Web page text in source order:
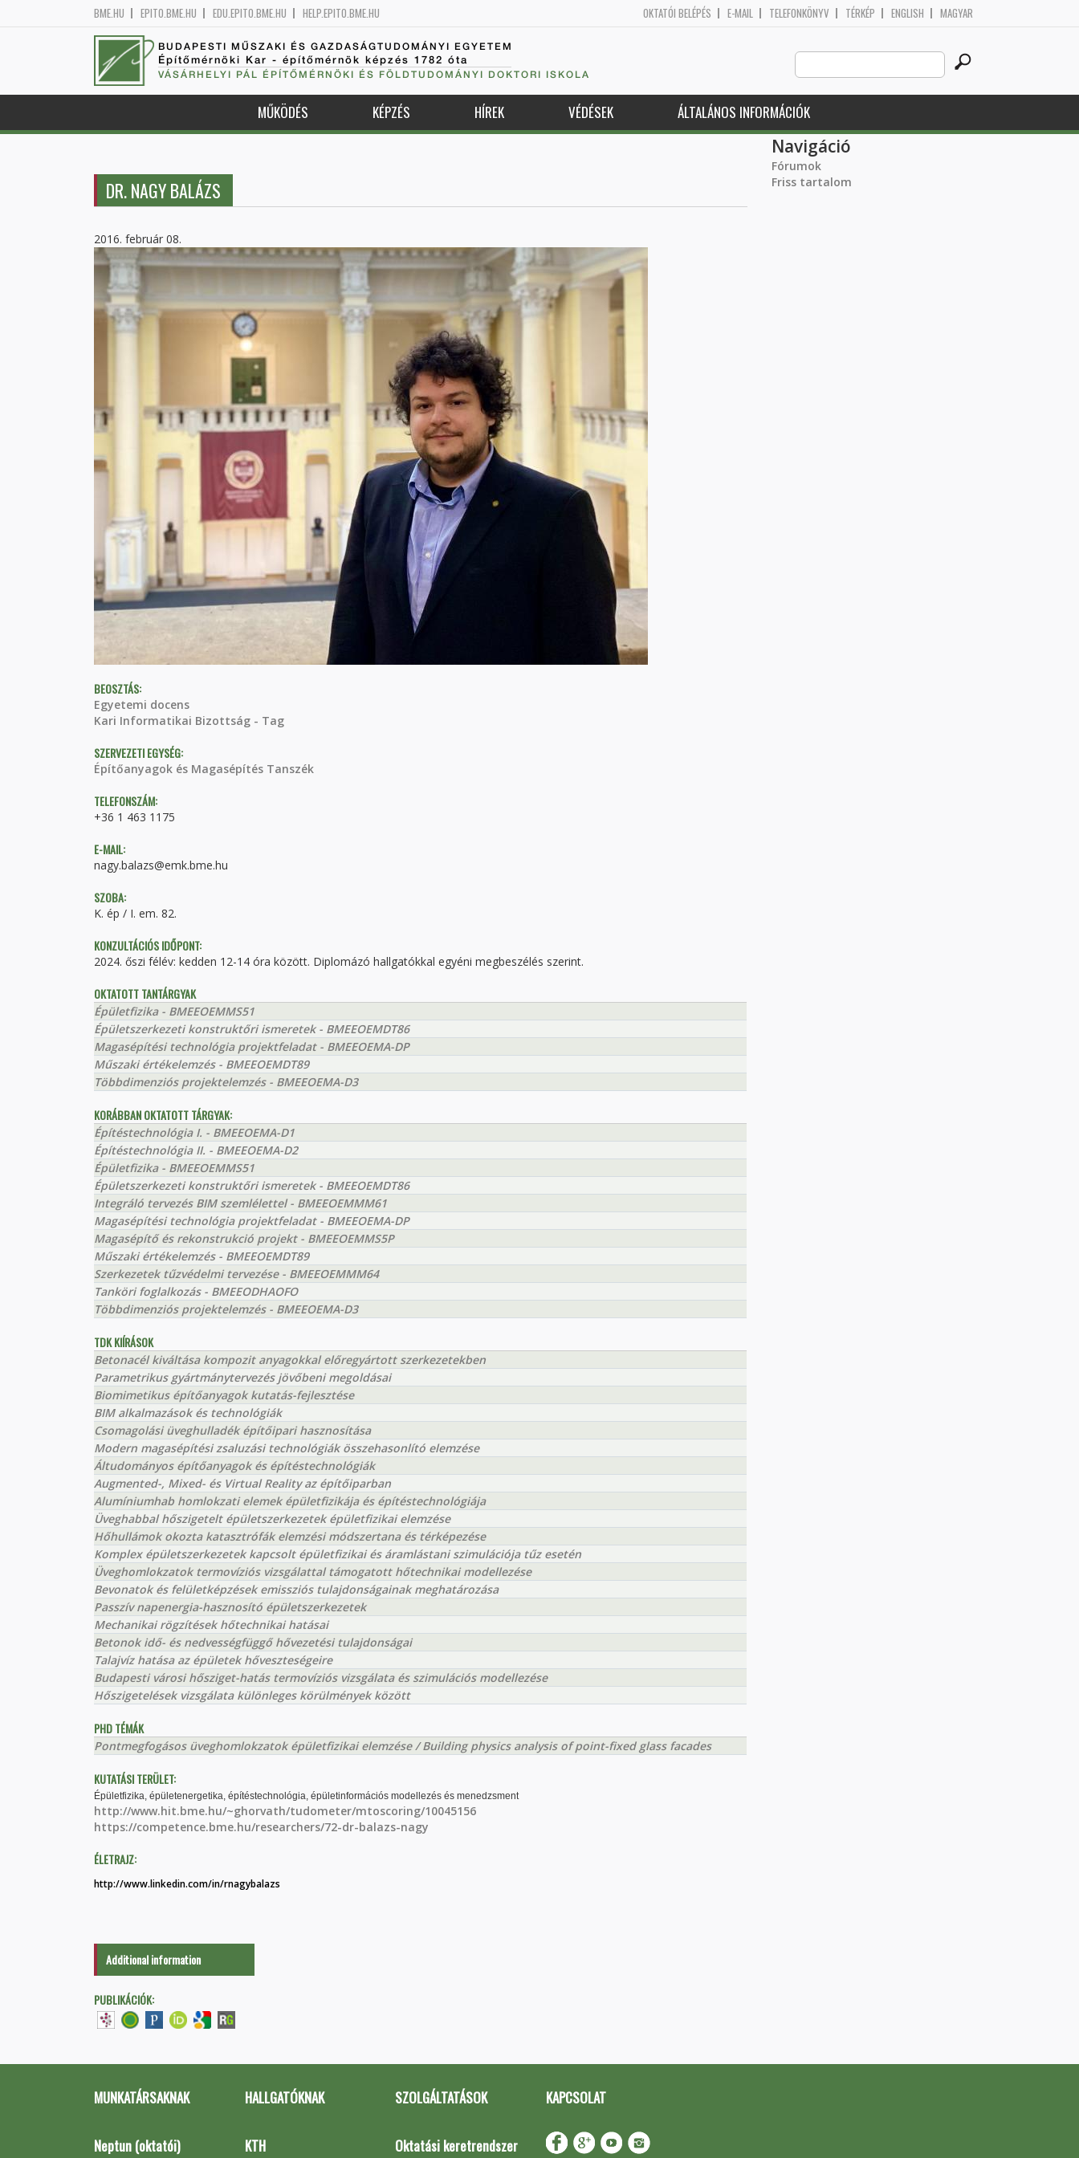
BME.HU EPITO.BME.HU EDU.EPITO.BME.HU HELP.EPITO.BME.HU OKTATÓI BELÉPÉS E-MAIL TELEFONKÖNYV TÉRKÉP ENGLISH MAGYAR
BUDAPESTI MŰSZAKI ÉS GAZDASÁGTUDOMÁNYI EGYETEM
Építőmérnöki Kar - építőmérnök képzés 1782 óta
VÁSÁRHELYI PÁL ÉPÍTŐMÉRNÖKI ÉS FÖLDTUDOMÁNYI DOKTORI ISKOLA
Search
this
site
MŰKÖDÉS KÉPZÉS HÍREK VÉDÉSEK ÁLTALÁNOS INFORMÁCIÓK
DR. NAGY BALÁZS
2016. február 08.
BEOSZTÁS:
Egyetemi docens
Kari Informatikai Bizottság - Tag
SZERVEZETI EGYSÉG:
Építőanyagok és Magasépítés Tanszék
TELEFONSZÁM:
+36 1 463 1175
E-MAIL:
nagy.balazs@emk.bme.hu
SZOBA:
K. ép / I. em. 82.
KONZULTÁCIÓS IDŐPONT:
2024. őszi félév: kedden 12-14 óra között. Diplomázó hallgatókkal egyéni megbeszélés szerint.
OKTATOTT TANTÁRGYAK
Épületfizika - BMEEOEMMS51
Épületszerkezeti konstruktőri ismeretek - BMEEOEMDT86
Magasépítési technológia projektfeladat - BMEEOEMA-DP
Műszaki értékelemzés - BMEEOEMDT89
Többdimenziós projektelemzés - BMEEOEMA-D3
KORÁBBAN OKTATOTT TÁRGYAK:
Építéstechnológia I. - BMEEOEMA-D1
Építéstechnológia II. - BMEEOEMA-D2
Épületfizika - BMEEOEMMS51
Épületszerkezeti konstruktőri ismeretek - BMEEOEMDT86
Integráló tervezés BIM szemlélettel - BMEEOEMMM61
Magasépítési technológia projektfeladat - BMEEOEMA-DP
Magasépítő és rekonstrukció projekt - BMEEOEMMS5P
Műszaki értékelemzés - BMEEOEMDT89
Szerkezetek tűzvédelmi tervezése - BMEEOEMMM64
Tanköri foglalkozás - BMEEODHAOFO
Többdimenziós projektelemzés - BMEEOEMA-D3
TDK KIÍRÁSOK
Betonacél kiváltása kompozit anyagokkal előregyártott szerkezetekben
Parametrikus gyártmánytervezés jövőbeni megoldásai
Biomimetikus építőanyagok kutatás-fejlesztése
BIM alkalmazások és technológiák
Csomagolási üveghulladék építőipari hasznosítása
Modern magasépítési zsaluzási technológiák összehasonlító elemzése
Áltudományos építőanyagok és építéstechnológiák
Augmented-, Mixed- és Virtual Reality az építőiparban
Alumíniumhab homlokzati elemek épületfizikája és építéstechnológiája
Üveghabbal hőszigetelt épületszerkezetek épületfizikai elemzése
Hőhullámok okozta katasztrófák elemzési módszertana és térképezése
Komplex épületszerkezetek kapcsolt épületfizikai és áramlástani szimulációja tűz esetén
Üveghomlokzatok termovíziós vizsgálattal támogatott hőtechnikai modellezése
Bevonatok és felületképzések emissziós tulajdonságainak meghatározása
Passzív napenergia-hasznosító épületszerkezetek
Mechanikai rögzítések hőtechnikai hatásai
Betonok idő- és nedvességfüggő hővezetési tulajdonságai
Talajvíz hatása az épületek hőveszteségeire
Budapesti városi hősziget-hatás termovíziós vizsgálata és szimulációs modellezése
Hőszigetelések vizsgálata különleges körülmények között
PHD TÉMÁK
Pontmegfogásos üveghomlokzatok épületfizikai elemzése / Building physics analysis of point-fixed glass facades
KUTATÁSI TERÜLET:
Épületfizika, épületenergetika, építéstechnológia, épületinformációs modellezés és menedzsment
http://www.hit.bme.hu/~ghorvath/tudometer/mtoscoring/10045156
https://competence.bme.hu/researchers/72-dr-balazs-nagy
ÉLETRAJZ:
http://www.linkedin.com/in/rnagybalazs
Additional information
PUBLIKÁCIÓK:
Navigáció
Fórumok
Friss tartalom
MUNKATÁRSAKNAK
Neptun (oktatói)
HALLGATÓKNAK
KTH
SZOLGÁLTATÁSOK
Oktatási keretrendszer
KAPCSOLAT